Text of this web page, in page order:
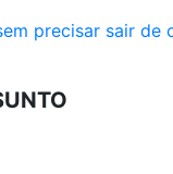
precisar sair de